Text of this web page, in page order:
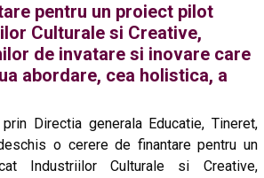
pentru un proiect pilot
Culturale si Creative,
de invatare si inovare care
abordare, cea holistica, a
Directia generala Educatie, Tineret,
o cerere de finantare pentru un
Industriilor Culturale si Creative,